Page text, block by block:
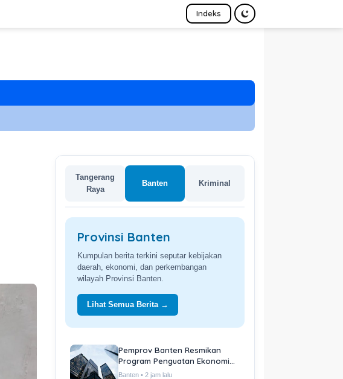
Indeks
Tangerang
Raya
Banten Kriminal
Provinsi Banten
Kumpulan berita terkini seputar kebijakan
daerah, ekonomi, dan perkembangan
wilayah Provinsi Banten.
Lihat Semua Berita →
Pemprov Banten Resmikan
Program Penguatan Ekonomi
Daerah
Banten • 2 jam lalu